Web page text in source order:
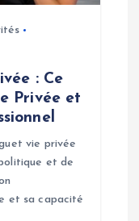
: Ce
Privée et
vie privée
et de
et sa capacité